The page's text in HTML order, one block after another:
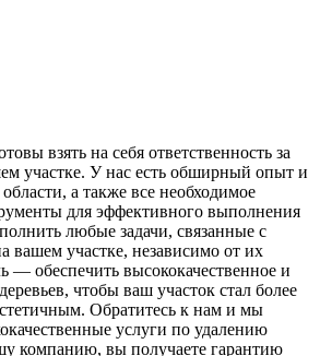
взять на себя ответственность за
участке. У нас есть обширный опыт и
а также все необходимое
для эффективного выполнения
любые задачи, связанные с
вашем участке, независимо от их
— обеспечить высококачественное и
чтобы ваш участок стал более
Обратитесь к нам и мы
услуги по удалению
компанию, вы получаете гарантию